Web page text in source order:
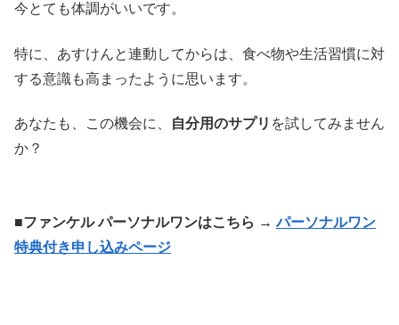
今とても体調がいいです。
特に、あすけんと連動してからは、食べ物や生活習慣に対
する意識も高まったように思います。
あなたも、この機会に、 自分用のサプリ を試してみません
か？
■ファンケル パーソナルワンはこちら →パーソナルワン
特典付き申し込みページ